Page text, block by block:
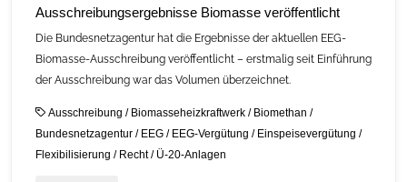
Ausschreibungsergebnisse Biomasse veröffentlicht
Die Bundesnetzagentur hat die Ergebnisse der aktuellen EEG-
Biomasse-Ausschreibung veröffentlicht – erstmalig seit Einführung
der Ausschreibung war das Volumen überzeichnet.
Ausschreibung / Biomasseheizkraftwerk / Biomethan /
Bundesnetzagentur/ EEG/ EEG-Vergütung / Einspeisevergütung /
Flexibilisierung / Recht/ Ü-20-Anlagen